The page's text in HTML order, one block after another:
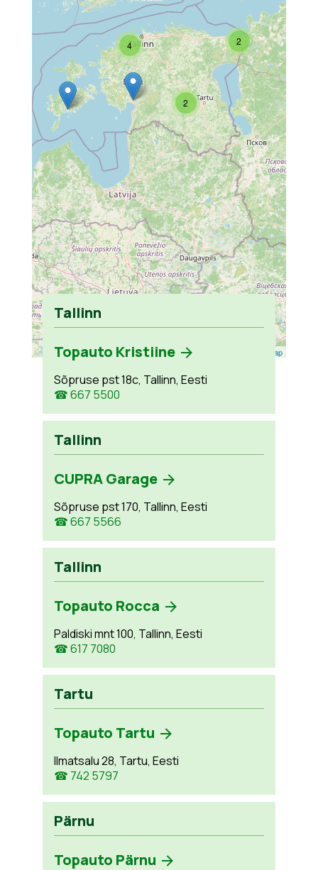
2
2
4
Leaflet OpenStreetMap
Tallinn
Topauto Kristiine
Sõpruse pst 18c, Tallinn, Eesti
☎ 667 5500
Tallinn
CUPRA Garage
Sõpruse pst 170, Tallinn, Eesti
☎ 667 5566
Tallinn
Topauto Rocca
Paldiski mnt 100, Tallinn, Eesti
☎ 617 7080
Tartu
Topauto Tartu
Ilmatsalu 28, Tartu, Eesti
☎ 742 5797
Pärnu
Topauto Pärnu